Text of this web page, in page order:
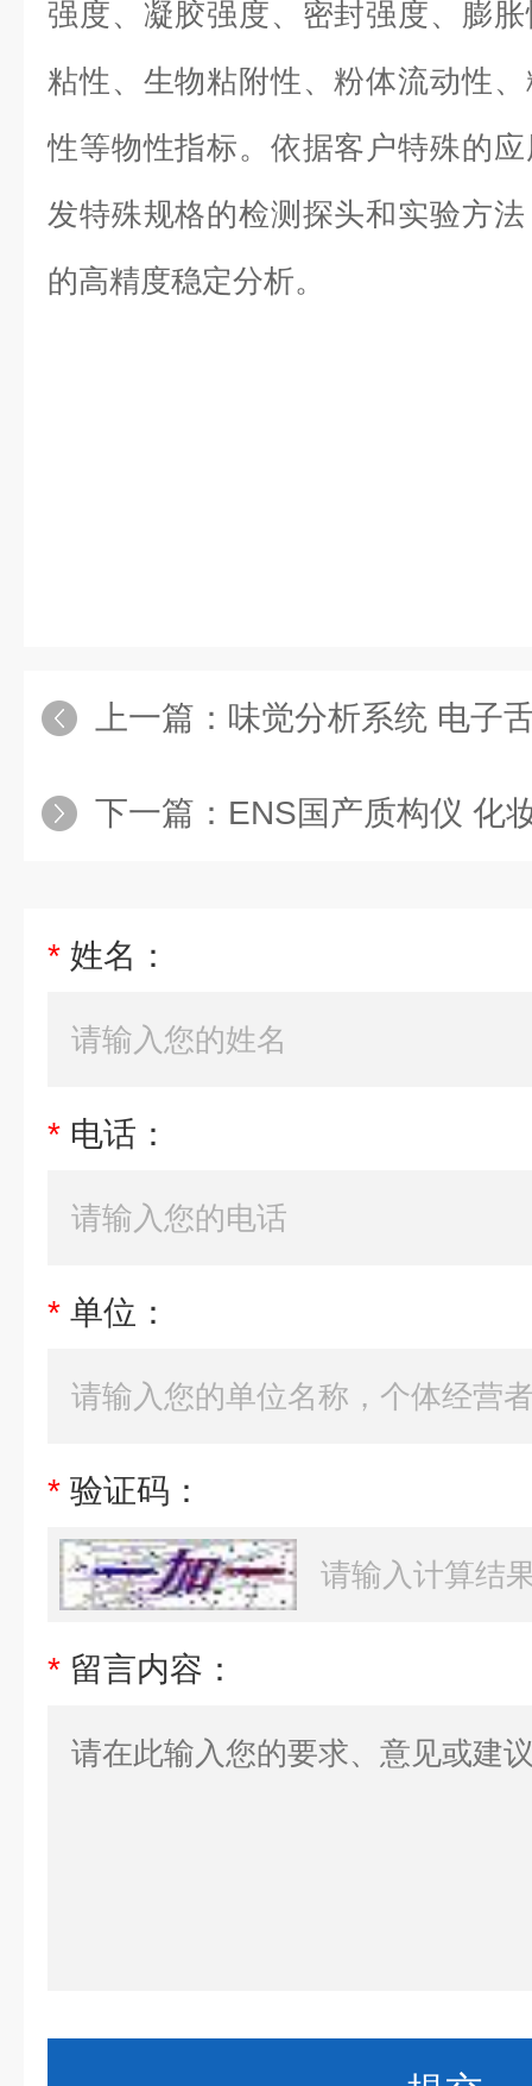
强度、凝胶强度、密封强度、膨
粘性、生物粘附性、粉体流动性
性等物性指标。依据客户特殊的
发特殊规格的检测探头和实验方
的高精度稳定分析。
上一篇： 味觉分析系统 电子
下一篇： ENS国产质构仪 化
* 姓名：
* 电话：
* 单位：
* 验证码：
* 留言内容：